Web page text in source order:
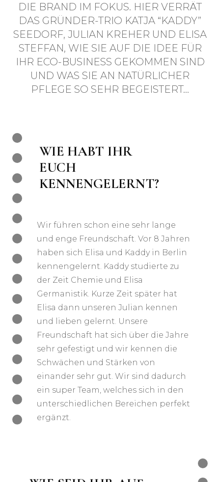
DIE BRAND IM FOKUS. HIER VERRÄT
DAS GRÜNDER-TRIO KATJA “KADDY”
SEEDORF, JULIAN KREHER UND ELISA
STEFFAN, WIE SIE AUF DIE IDEE FÜR
IHR ECO-BUSINESS GEKOMMEN SIND
UND WAS SIE AN NATÜRLICHER
PFLEGE SO SEHR BEGEISTERT…
WIE HABT IHR
EUCH
KENNENGELERNT?
Wir führen schon eine sehr lange
und enge Freundschaft. Vor 8 Jahren
haben sich Elisa und Kaddy in Berlin
kennengelernt. Kaddy studierte zu
der Zeit Chemie und Elisa
Germanistik. Kurze Zeit später hat
Elisa dann unseren Julian kennen
und lieben gelernt. Unsere
Freundschaft hat sich über die Jahre
sehr gefestigt und wir kennen die
Schwächen und Stärken von
einander sehr gut. Wir sind dadurch
ein super Team, welches sich in den
unterschiedlichen Bereichen perfekt
ergänzt.